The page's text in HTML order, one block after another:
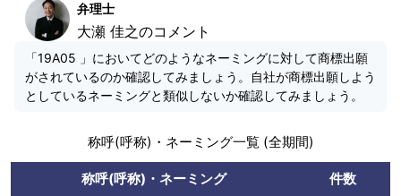
弁理士
大瀬 佳之のコメント
「19A05 」においてどのようなネーミングに対して商標出願
がされているのか確認してみましょう。自社が商標出願しよう
としているネーミングと類似しないか確認してみましょう。
称呼(呼称)・ネーミング一覧 (全期間)
称呼(呼称)・ネーミング
件数